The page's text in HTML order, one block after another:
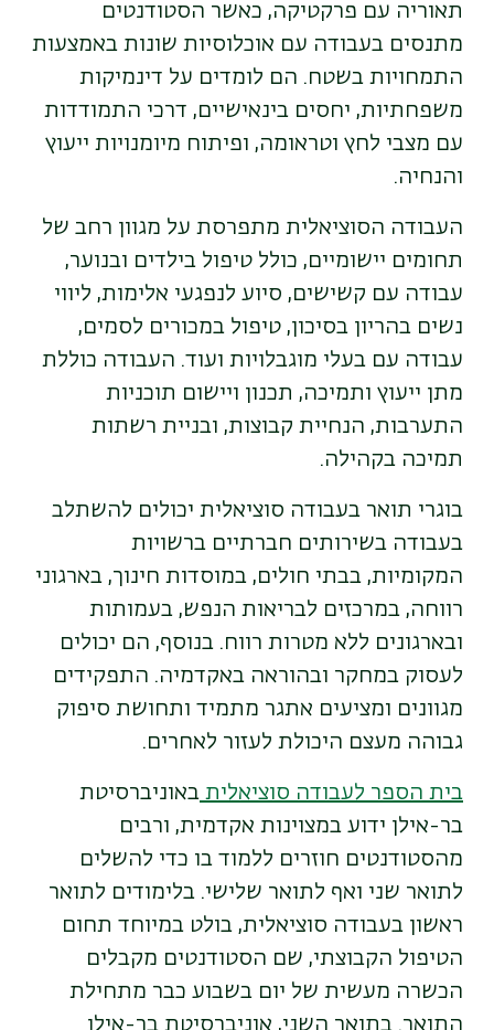
תאוריה עם פרקטיקה, כאשר הסטודנטים
מתנסים בעבודה עם אוכלוסיות שונות באמצעות
התמחויות בשטח. הם לומדים על דינמיקות
משפחתיות, יחסים בינאישיים, דרכי התמודדות
עם מצבי לחץ וטראומה, ופיתוח מיומנויות ייעוץ
והנחיה.
העבודה הסוציאלית מתפרסת על מגוון רחב של
תחומים יישומיים, כולל טיפול בילדים ובנוער,
עבודה עם קשישים, סיוע לנפגעי אלימות, ליווי
נשים בהריון בסיכון, טיפול במכורים לסמים,
עבודה עם בעלי מוגבלויות ועוד. העבודה כוללת
מתן ייעוץ ותמיכה, תכנון ויישום תוכניות
התערבות, הנחיית קבוצות, ובניית רשתות
תמיכה בקהילה.
בוגרי תואר בעבודה סוציאלית יכולים להשתלב
בעבודה בשירותים חברתיים ברשויות
המקומיות, בבתי חולים, במוסדות חינוך, בארגוני
רווחה, במרכזים לבריאות הנפש, בעמותות
ובארגונים ללא מטרות רווח. בנוסף, הם יכולים
לעסוק במחקר ובהוראה באקדמיה. התפקידים
מגוונים ומציעים אתגר מתמיד ותחושת סיפוק
גבוהה מעצם היכולת לעזור לאחרים.
בית הספר לעבודה סוציאלית באוניברסיטת
בר-אילן ידוע במצוינות אקדמית, ורבים
מהסטודנטים חוזרים ללמוד בו כדי להשלים
לתואר שני ואף לתואר שלישי. בלימודים לתואר
ראשון בעבודה סוציאלית, בולט במיוחד תחום
הטיפול הקבוצתי, שם הסטודנטים מקבלים
הכשרה מעשית של יום בשבוע כבר מתחילת
התואר. בתואר השני, אוניברסיטת בר-אילן